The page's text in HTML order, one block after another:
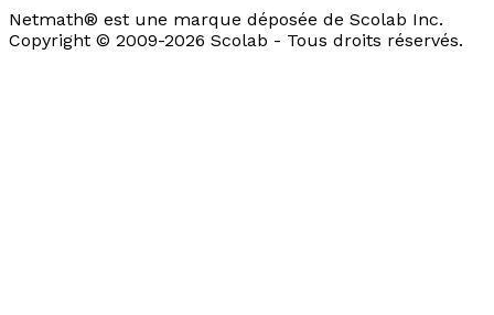
Netmath® est une marque déposée de Scolab Inc.
Copyright © 2009-2026 Scolab - Tous droits réservés.